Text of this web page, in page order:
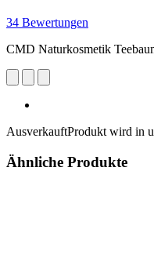
34 Bewertungen
CMD Naturkosmetik
AusverkauftProdukt wird in
Ähnliche Produkte